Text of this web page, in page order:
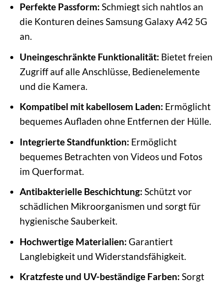
Perfekte Passform: Schmiegt sich nahtlos an
die Konturen deines Samsung Galaxy A42 5G
an.
Uneingeschränkte Funktionalität: Bietet freien
Zugriff auf alle Anschlüsse, Bedienelemente
und die Kamera.
Kompatibel mit kabellosem Laden: Ermöglicht
bequemes Aufladen ohne Entfernen der Hülle.
Integrierte Standfunktion: Ermöglicht
bequemes Betrachten von Videos und Fotos
im Querformat.
Antibakterielle Beschichtung: Schützt vor
schädlichen Mikroorganismen und sorgt für
hygienische Sauberkeit.
Hochwertige Materialien: Garantiert
Langlebigkeit und Widerstandsfähigkeit.
Kratzfeste und UV-beständige Farben: Sorgt